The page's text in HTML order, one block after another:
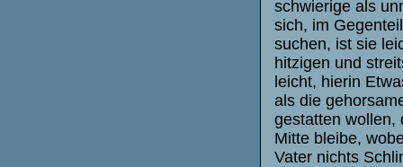
schwierige als
sich, im
suchen, ist sie
hitzigen und
leicht, hierin
als die
gestatten wollen,
Mitte bleibe,
Vater nichts